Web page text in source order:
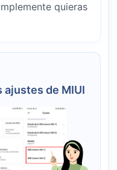
quieras
ajustes de MIUI